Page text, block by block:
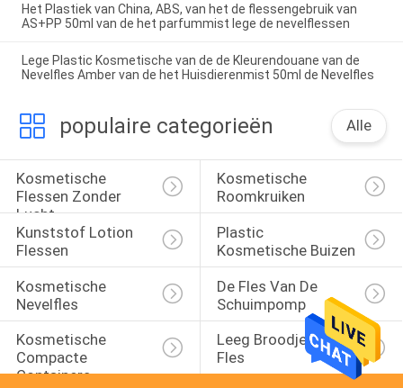
Het Plastiek van China, ABS, van het de flessengebruik van
AS+PP 50ml van de het parfummist lege de nevelflessen
Lege Plastic Kosmetische van de de Kleurendouane van de
Nevelfles Amber van de het Huisdierenmist 50ml de Nevelfles
populaire categorieën Alle
Kosmetische
Flessen Zonder
Lucht
Kosmetische
Roomkruiken
Kunststof Lotion
Flessen
Plastic
Kosmetische Buizen
Kosmetische
Nevelfles
De Fles Van De
Schuimpomp
Kosmetische
Compacte
Containers
Leeg Broodje Op
Fles